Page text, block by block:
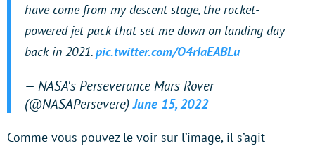
have come from my descent stage, the rocket-
powered jet pack that set me down on landing day
back in 2021.pic.twitter.com/O4rIaEABLu
— NASA's Perseverance Mars Rover
(@NASAPersevere)June 15, 2022
Comme vous pouvez le voir sur l’image, il s’agit